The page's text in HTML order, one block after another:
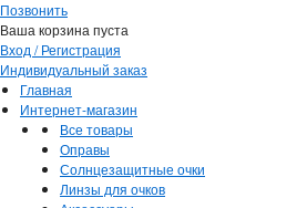
Позвонить
Ваша корзина пуста
Вход / Регистрация
Индивидуальный заказ
Главная
Интернет-магазин
Все товары
Оправы
Солнцезащитные очки
Линзы для очков